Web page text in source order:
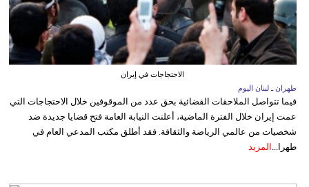
الاحتجاجات في إيران
طهران ـ لبنان اليوم
فيما تتواصل الملاحقات القضائية بحق عدد من الموقوفين خلال الاحتجاجات التي
عمت إيران خلال الفترة الماضية، أعلنت النيابة العامة فتح قضايا جديدة ضد
شخصيات من عالمي الرياضة والثقافة. فقد أطلق مكتب المدعي العام في
طهرا... المزيد